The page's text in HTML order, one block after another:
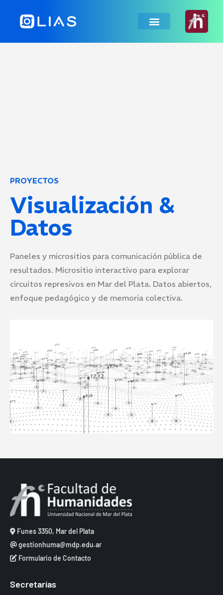
PROYECTOS
Visualización &
Datos
Paneles y micrositios para comunicación pública de
resultados. Micrositio interactivo para explorar
circuitos represivos en Mar del Plata. Datos abiertos,
enfoque pedagógico y de memoria colectiva.
Funes 3350, Mar del Plata
gestionhuma@mdp.edu.ar
Formulario de Contacto
Secretarías